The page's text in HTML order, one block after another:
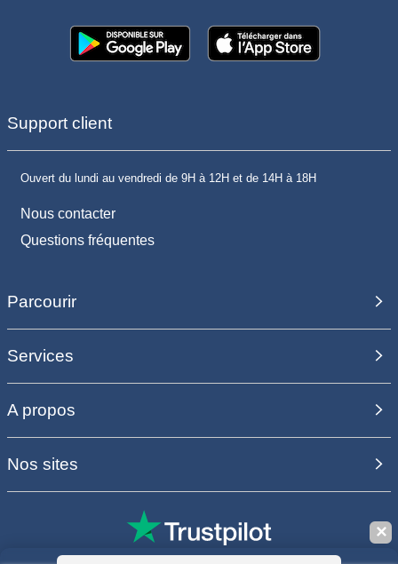
Support client
Ouvert du lundi au vendredi de 9H à 12H et de 14H à 18H
Nous contacter
Questions fréquentes
Parcourir
Services
A propos
Nos sites
✕